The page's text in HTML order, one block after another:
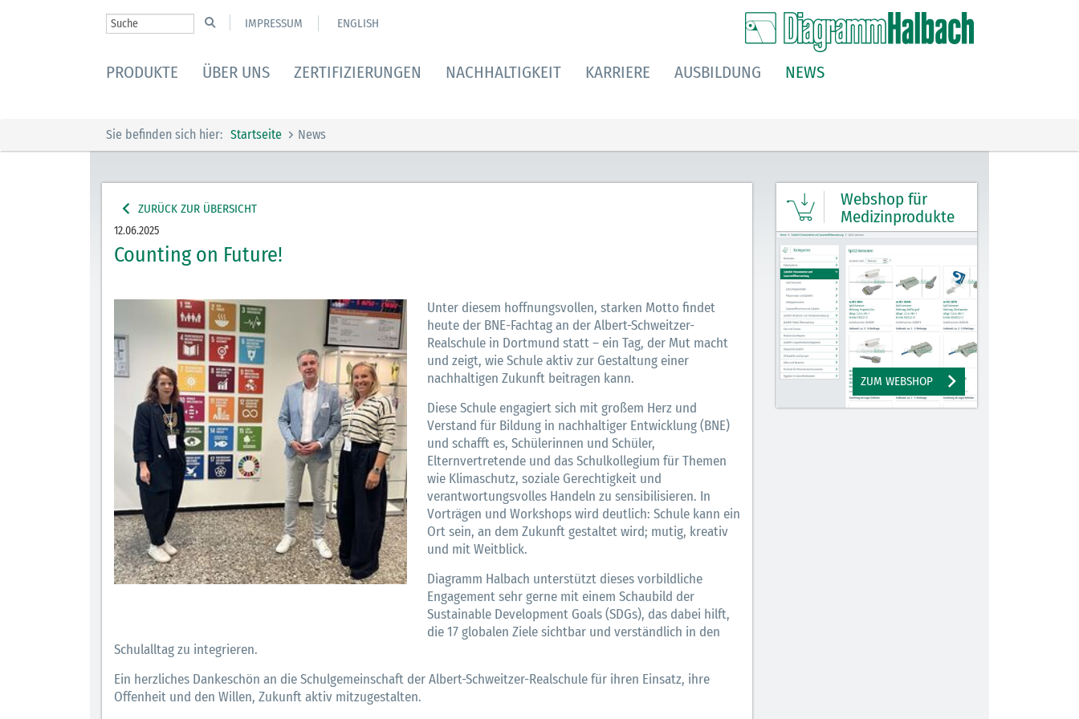
IMPRESSUM ENGLISH
PRODUKTE ÜBER UNS ZERTIFIZIERUNGEN NACHHALTIGKEIT KARRIERE AUSBILDUNG NEWS
Sie befinden sich hier: Startseite News
ZURÜCK ZUR ÜBERSICHT
12.06.2025
Counting on Future!
Unter diesem hoffnungsvollen, starken Motto findet
heute der BNE-Fachtag an der Albert-Schweitzer-
Realschule in Dortmund statt – ein Tag, der Mut macht
und zeigt, wie Schule aktiv zur Gestaltung einer
nachhaltigen Zukunft beitragen kann.
Diese Schule engagiert sich mit großem Herz und
Verstand für Bildung in nachhaltiger Entwicklung (BNE)
und schafft es, Schülerinnen und Schüler,
Elternvertretende und das Schulkollegium für Themen
wie Klimaschutz, soziale Gerechtigkeit und
verantwortungsvolles Handeln zu sensibilisieren. In
Vorträgen und Workshops wird deutlich: Schule kann ein
Ort sein, an dem Zukunft gestaltet wird; mutig, kreativ
und mit Weitblick.
Diagramm Halbach unterstützt dieses vorbildliche
Engagement sehr gerne mit einem Schaubild der
Sustainable Development Goals (SDGs), das dabei hilft,
die 17 globalen Ziele sichtbar und verständlich in den
Schulalltag zu integrieren.
Ein herzliches Dankeschön an die Schulgemeinschaft der Albert-Schweitzer-Realschule für ihren Einsatz, ihre
Offenheit und den Willen, Zukunft aktiv mitzugestalten.
Webshop für
Medizinprodukte
ZUM WEBSHOP